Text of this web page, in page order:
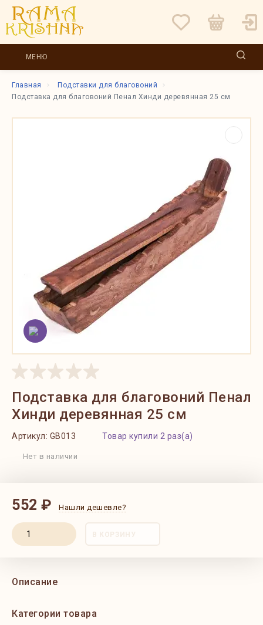
МЕНЮ
Главная
Подставки для благовоний
Подставка для благовоний Пенал Хинди деревянная 25 см
Подставка для благовоний Пенал
Хинди деревянная 25 см
Артикул: GB013 Товар купили 2 раз(а)
Нет в наличии
552 ₽ Нашли дешевле?
В КОРЗИНУ
Описание
Категории товара